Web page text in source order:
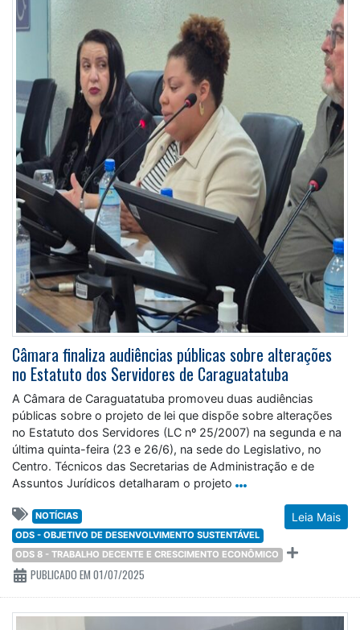
Câmara finaliza audiências públicas sobre alterações
no Estatuto dos Servidores de Caraguatatuba
A Câmara de Caraguatatuba promoveu duas audiências
públicas sobre o projeto de lei que dispõe sobre alterações
no Estatuto dos Servidores (LC nº 25/2007) na segunda e na
última quinta-feira (23 e 26/6), na sede do Legislativo, no
Centro. Técnicos das Secretarias de Administração e de
Assuntos Jurídicos detalharam o projeto
Leia Mais
NOTÍCIAS
ODS - OBJETIVO DE DESENVOLVIMENTO SUSTENTÁVEL
ODS 8 - TRABALHO DECENTE E CRESCIMENTO ECONÔMICO
PUBLICADO EM 01/07/2025